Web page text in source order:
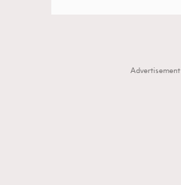
Advertisement